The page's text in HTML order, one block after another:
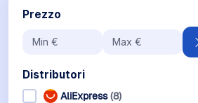
Prezzo
Distributori
AliExpress (8)